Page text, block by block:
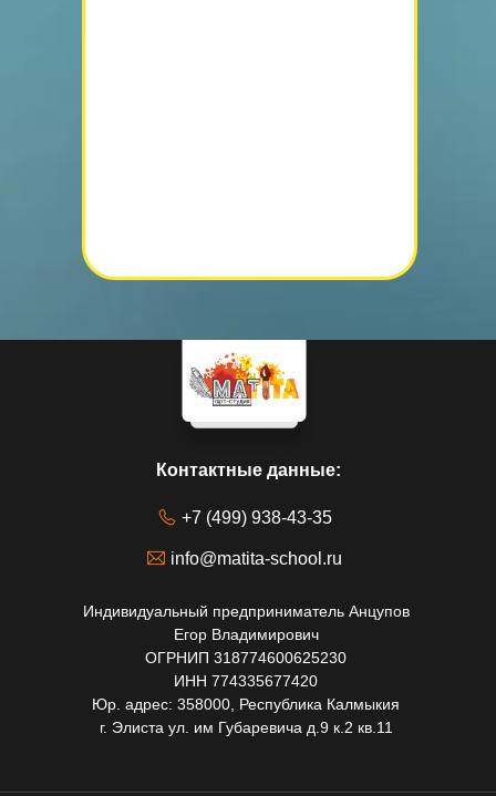
+7 (499) 938-43-35
info@matita-school.ru
Контактные данные:
Индивидуальный предприниматель Анцупов
Егор Владимирович
ОГРНИП 318774600625230
ИНН 774335677420
Юр. адрес: 358000, Республика Калмыкия
г. Элиста ул. им Губаревича д.9 к.2 кв.11